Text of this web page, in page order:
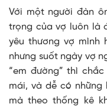
Với một người đàn
trọng của vợ luôn là
yêu thương vợ mình
nhưng suốt ngày vợ
“em đường” thì
mái, và dễ có những
mà theo thống kê